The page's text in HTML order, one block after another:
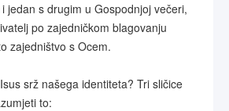
jedan s drugim u Gospodnjoj večeri,
po zajedničkom blagovanju
zajedništvo s Ocem.
srž našega identiteta? Tri sličice
to: